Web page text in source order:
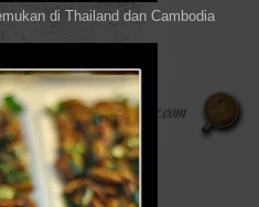
di Thailand dan Cambodia